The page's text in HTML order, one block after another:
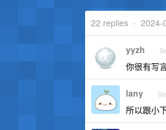
22 replies • 2024-
yyzh
你很有写
lany
所以跟小